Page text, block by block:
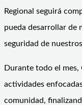
Regional seguirá
pueda desarrollar de
seguridad de
Durante todo el mes,
actividades
comunidad,